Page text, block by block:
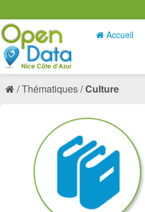
Accueil
Thématiques Culture